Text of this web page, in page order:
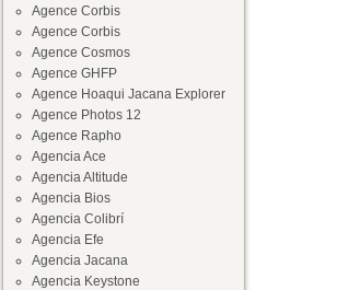
Agence Corbis
Agence Corbis
Agence Cosmos
Agence GHFP
Agence Hoaqui Jacana Explorer
Agence Photos 12
Agence Rapho
Agencia Ace
Agencia Altitude
Agencia Bios
Agencia Colibrí
Agencia Efe
Agencia Jacana
Agencia Keystone